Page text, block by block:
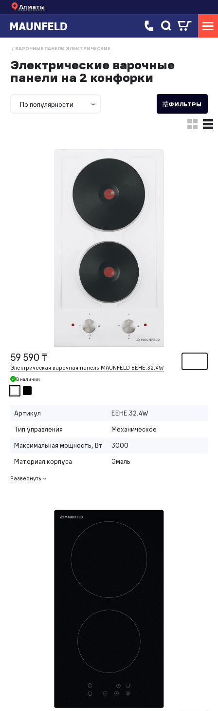
Алматы
ВАРОЧНЫЕ ПАНЕЛИ ЭЛЕКТРИЧЕСКИЕ
Электрические варочные
панели на 2 конфорки
По популярности ФИЛЬТРЫ
59 590 ₸
Электрическая варочная панель MAUNFELD EEHE.32.4W
В наличии
Артикул
EEHE.32.4W
Тип управления
Механическое
Максимальная мощность, Вт
3000
Материал корпуса
Эмаль
Развернуть